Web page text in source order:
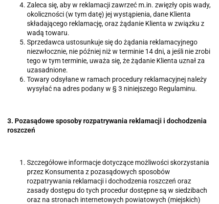
Zaleca się, aby w reklamacji zawrzeć m.in. zwięzły opis wady,
okoliczności (w tym datę) jej wystąpienia, dane Klienta
składającego reklamację, oraz żądanie Klienta w związku z
wadą towaru.
Sprzedawca ustosunkuje się do żądania reklamacyjnego
niezwłocznie, nie później niż w terminie 14 dni, a jeśli nie zrobi
tego w tym terminie, uważa się, że żądanie Klienta uznał za
uzasadnione.
Towary odsyłane w ramach procedury reklamacyjnej należy
wysyłać na adres podany w § 3 niniejszego Regulaminu.
3. Pozasądowe sposoby rozpatrywania reklamacji i dochodzenia
roszczeń
Szczegółowe informacje dotyczące możliwości skorzystania
przez Konsumenta z pozasądowych sposobów
rozpatrywania reklamacji i dochodzenia roszczeń oraz
zasady dostępu do tych procedur dostępne są w siedzibach
oraz na stronach internetowych powiatowych (miejskich)